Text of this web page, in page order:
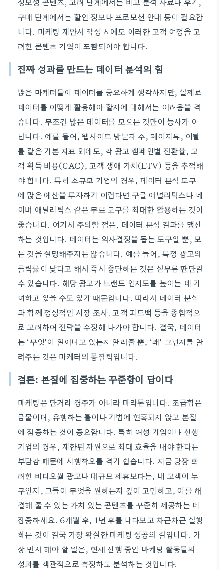
구매 단계에서는 할인 정보나 프로모션 안내 등이 필요합
니다. 마케팅 제안서 작성 시에도 이러한 고객 여정을 고
려한 콘텐츠 기획이 포함되어야 합니다.
진짜 성과를 만드는 데이터 분석의 힘
많은 마케터들이 데이터를 중요하게 생각하지만, 실제로
데이터를 어떻게 활용해야 할지에 대해서는 어려움을 겪
습니다. 무조건 많은 데이터를 모으는 것만이 능사가 아
닙니다. 예를 들어, 웹사이트 방문자 수, 페이지뷰, 이탈
률 같은 기본 지표 외에도, 각 광고 캠페인별 전환율, 고
객 획득 비용(CAC), 고객 생애 가치(LTV) 등을 추적해
야 합니다. 특히 소규모 기업의 경우, 데이터 분석 도구
에 많은 예산을 투자하기 어렵다면 구글 애널리틱스나 네
이버 애널리틱스 같은 무료 도구를 최대한 활용하는 것이
좋습니다. 여기서 주의할 점은, 데이터 분석 결과를 맹신
하는 것입니다. 데이터는 의사결정을 돕는 도구일 뿐, 모
든 것을 설명해주지는 않습니다. 예를 들어, 특정 광고의
클릭률이 낮다고 해서 즉시 중단하는 것은 섣부른 판단일
수 있습니다. 해당 광고가 브랜드 인지도를 높이는 데 기
여하고 있을 수도 있기 때문입니다. 따라서 데이터 분석
과 함께 정성적인 시장 조사, 고객 피드백 등을 종합적으
로 고려하여 전략을 수정해 나가야 합니다. 결국, 데이터
는 ‘무엇’이 일어나고 있는지 알려줄 뿐, ‘왜’ 그런지를 알
려주는 것은 마케터의 통찰력입니다.
결론: 본질에 집중하는 꾸준함이 답이다
마케팅은 단거리 경주가 아니라 마라톤입니다. 조급함은
금물이며, 유행하는 툴이나 기법에 현혹되지 않고 본질
에 집중하는 것이 중요합니다. 특히 여성 기업이나 신생
기업의 경우, 제한된 자원으로 최대 효율을 내야 한다는
부담감 때문에 시행착오를 겪기 쉽습니다. 지금 당장 화
려한 비디오월 광고나 대규모 제휴보다는, 내 고객이 누
구인지, 그들이 무엇을 원하는지 깊이 고민하고, 이를 해
결해 줄 수 있는 가치 있는 콘텐츠를 꾸준히 제공하는 데
집중하세요. 6개월 후, 1년 후를 내다보고 차근차근 실행
하는 것이 결국 가장 확실한 마케팅 성공의 길입니다. 가
장 먼저 해야 할 일은, 현재 진행 중인 마케팅 활동들의
성과를 객관적으로 측정하고 분석하는 것입니다.